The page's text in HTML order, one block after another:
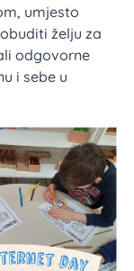
umjesto
želju za
odgovorne
i sebe u